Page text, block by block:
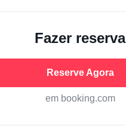
Fazer reserva
Reserve Agora
em booking.com